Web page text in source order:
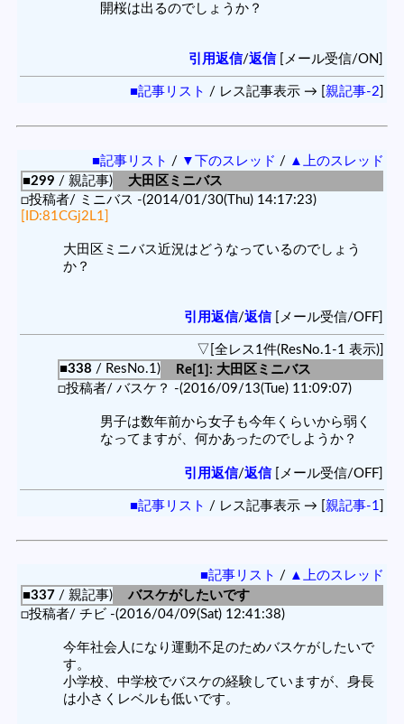
開桜は出るのでしょうか？
引用返信/返信[メール受信/ON]
■記事リスト / レス記事表示 → [ 親記事-2
■記事リスト / ▼下のスレッド / ▲上のスレッド
■299 / 親記事)
大田区ミニバス
□投稿者/ ミニバス -(2014/01/30(Thu) 14:17:23)
[ID:81CGj2L1]
大田区ミニバス近況はどうなっているのでしょう
か？
引用返信/返信[メール受信/OFF]
▽[全レス1件(ResNo.1-1 表示)]
■338 / ResNo.1)
Re[1]: 大田区ミニバス
□投稿者/ バスケ？ -(2016/09/13(Tue) 11:09:07)
男子は数年前から女子も今年くらいから弱く
なってますが、何かあったのでしようか？
引用返信/返信[メール受信/OFF]
■記事リスト / レス記事表示 → [親記事-1 ]
■記事リスト / ▲上のスレッド
■337 / 親記事)
バスケがしたいです
□投稿者/ チビ -(2016/04/09(Sat) 12:41:38)
今年社会人になり運動不足のためバスケがしたいで
す。
小学校、中学校でバスケの経験していますが、身長
は小さくレベルも低いです。